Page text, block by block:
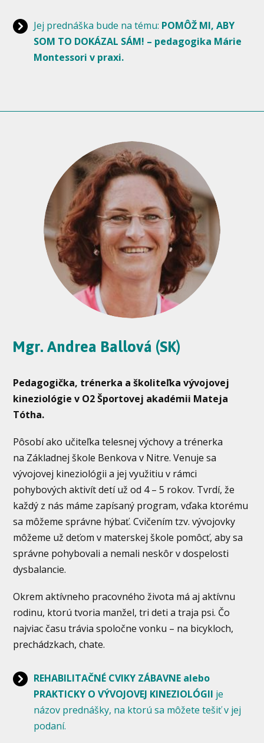
Jej prednáška bude na tému: POMÔŽ MI, ABY
SOM TO DOKÁZAL SÁM! – pedagogika Márie
Montessori v praxi.
Mgr. Andrea Ballová (SK)
Pedagogička, trénerka a školiteľka vývojovej
kineziológie v O2 Športovej akadémii Mateja
Tótha.
Pôsobí ako učiteľka telesnej výchovy a trénerka
na Základnej škole Benkova v Nitre. Venuje sa
vývojovej kineziológii a jej využitiu v rámci
pohybových aktivít detí už od 4 – 5 rokov. Tvrdí, že
každý z nás máme zapísaný program, vďaka ktorému
sa môžeme správne hýbať. Cvičením tzv. vývojovky
môžeme už deťom v materskej škole pomôcť, aby sa
správne pohybovali a nemali neskôr v dospelosti
dysbalancie.
Okrem aktívneho pracovného života má aj aktívnu
rodinu, ktorú tvoria manžel, tri deti a traja psi. Čo
najviac času trávia spoločne vonku – na bicykloch,
prechádzkach, chate.
REHABILITAČNÉ CVIKY ZÁBAVNE alebo
PRAKTICKY O VÝVOJOVEJ KINEZIOLÓGII je
názov prednášky, na ktorú sa môžete tešiť v jej
podaní.